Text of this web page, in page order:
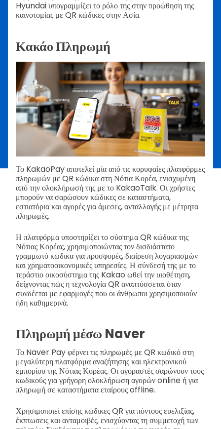
Hyundai υπογραμμίζει το ρόλο της στην προώθηση της
καινοτομίας με QR κώδικες στην Ασία.
Κακάο Πληρωμή
Το KakaoPay αποτελεί μία από τις κορυφαίες πλατφόρμες
πληρωμών με QR κώδικα στη Νότια Κορέα, ενισχυμένη
από την ολοκλήρωσή της με το KakaoTalk. Οι χρήστες
μπορούν να σαρώσουν κώδικες σε καταστήματα,
εστιατόρια και αγορές για άμεσες, ανταλλαγής με μέτρητα
πληρωμές.
Η πλατφόρμα υποστηρίζει το σύστημα QR κώδικα της
Νότιας Κορέας, χρησιμοποιώντας τον δισδιάστατο
γραμμωτό κώδικα για προσφορές, διαίρεση λογαριασμών
και χρηματοοικονομικές υπηρεσίες. Η σύνδεσή της με το
τεράστιο οικοσύστημα της Kakao ωθεί την υιοθέτηση,
δείχνοντας πώς η τεχνολογία QR αναπτύσσεται όταν
συνδέεται με εφαρμογές που οι άνθρωποι χρησιμοποιούν
ήδη καθημερινά.
Πληρωμή μέσω Naver
Το Naver Pay φέρνει τις πληρωμές με QR κωδικό στη
μεγαλύτερη πλατφόρμα αναζήτησης και ηλεκτρονικού
εμπορίου της Νότιας Κορέας. Οι αγοραστές σαρώνουν τους
κωδικούς για γρήγορη ολοκλήρωση αγορών online ή για
πληρωμή σε καταστήματα εταίρους offline.
Χρησιμοποιεί επίσης κώδικες QR για πόντους ευελιξίας,
έκπτωσεις και ανταμοιβές, ενισχύοντας τη συμμετοχή των